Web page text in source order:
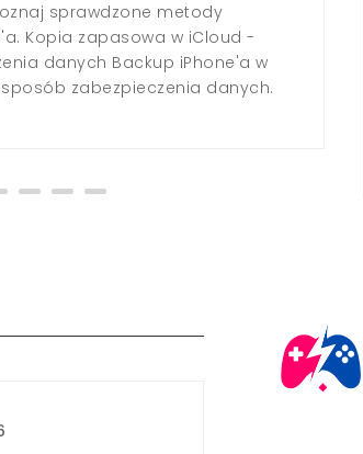
sprawdzone metody
Kopia zapasowa w iCloud -
danych Backup iPhone'a w
zabezpieczenia danych.